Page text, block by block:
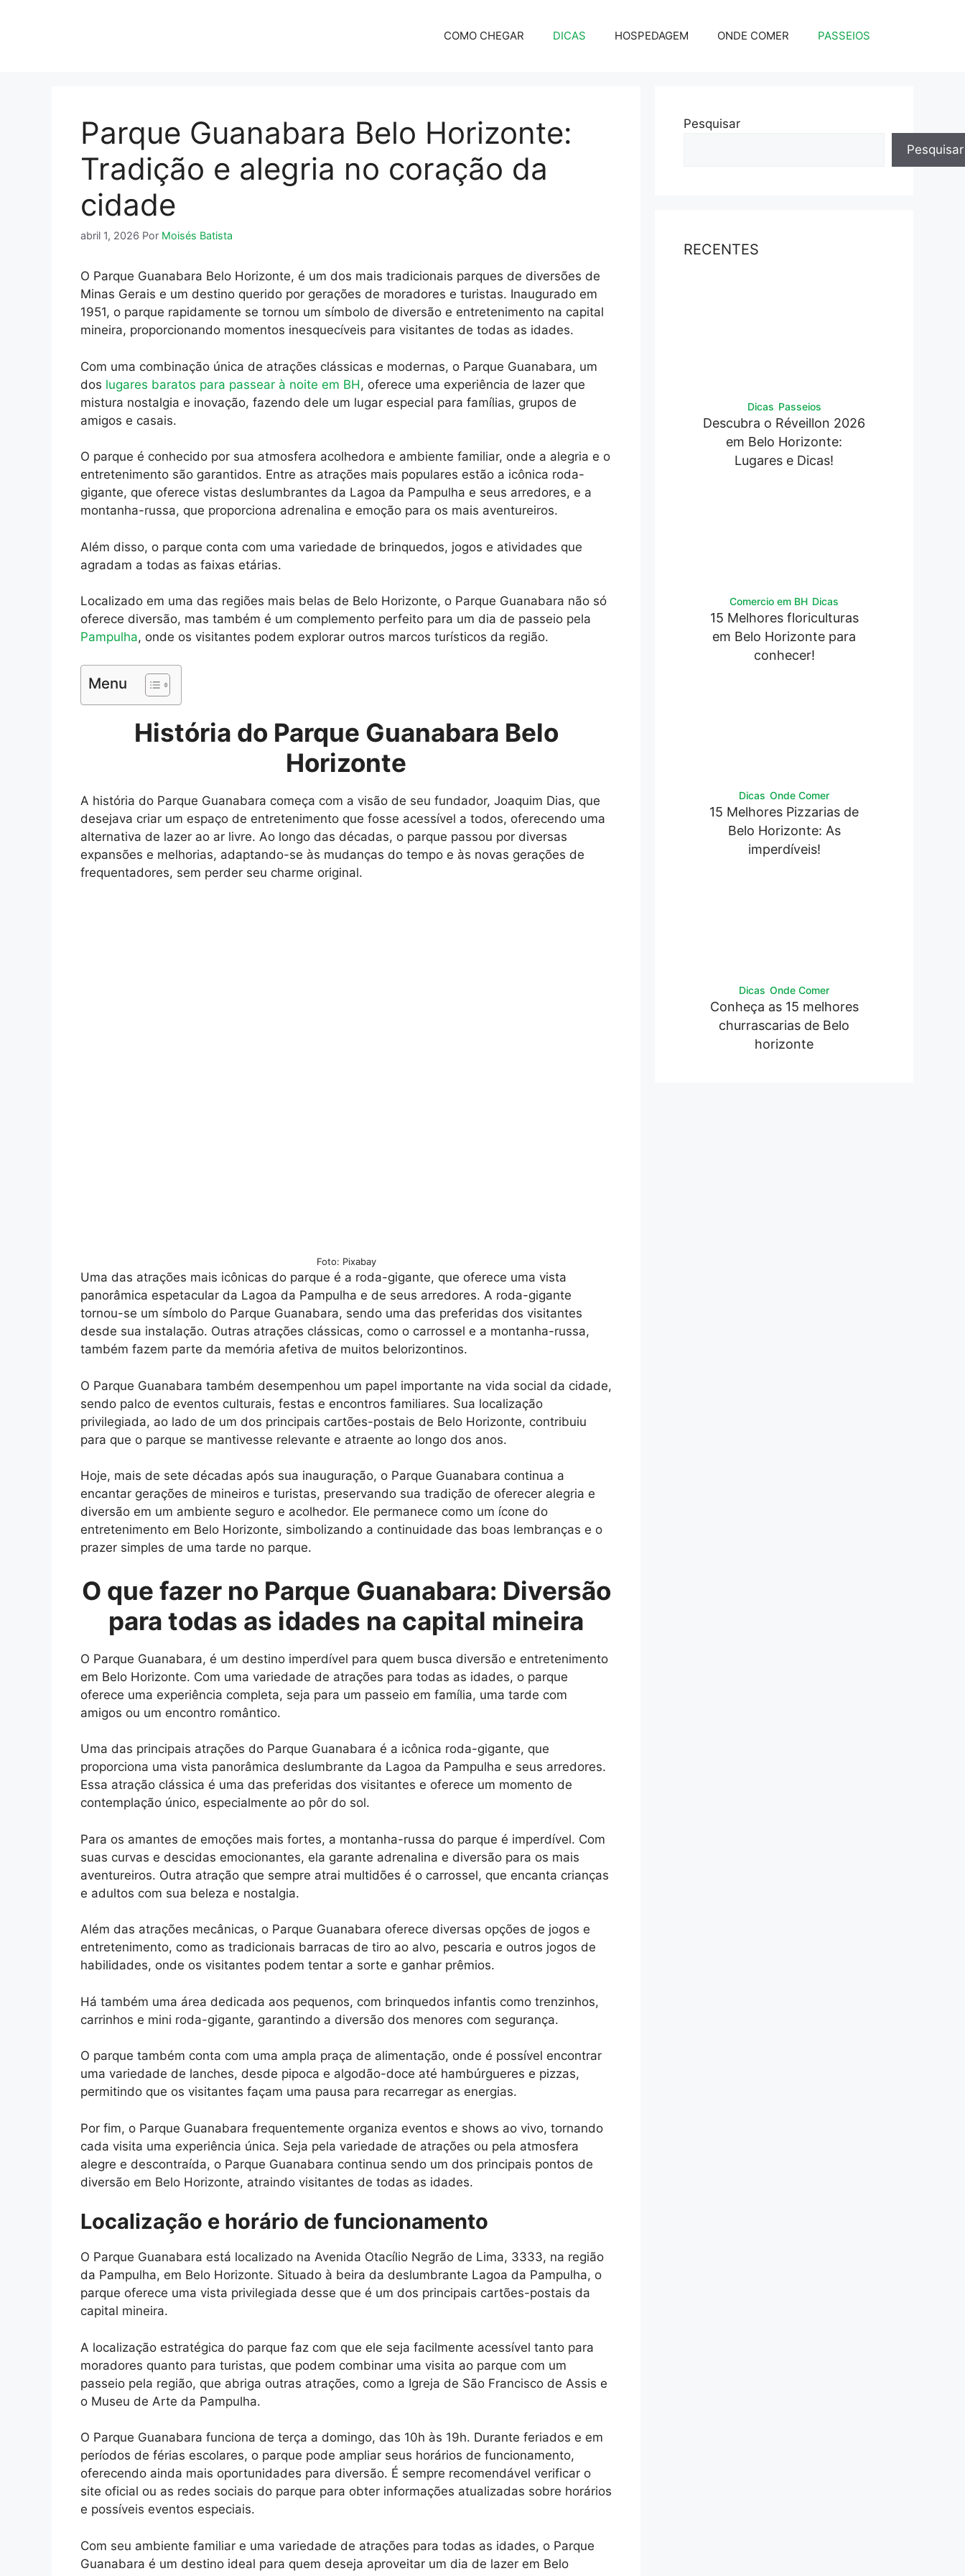
COMO CHEGAR DICAS HOSPEDAGEM ONDE COMER PASSEIOS
Parque Guanabara Belo Horizonte:
Tradição e alegria no coração da
cidade
abril 1, 2026 Por Moisés Batista
O Parque Guanabara Belo Horizonte, é um dos mais tradicionais parques de diversões de
Minas Gerais e um destino querido por gerações de moradores e turistas. Inaugurado em
1951, o parque rapidamente se tornou um símbolo de diversão e entretenimento na capital
mineira, proporcionando momentos inesquecíveis para visitantes de todas as idades.
Com uma combinação única de atrações clássicas e modernas, o Parque Guanabara, um
dos lugares baratos para passear à noite em BH, oferece uma experiência de lazer que
mistura nostalgia e inovação, fazendo dele um lugar especial para famílias, grupos de
amigos e casais.
O parque é conhecido por sua atmosfera acolhedora e ambiente familiar, onde a alegria e o
entretenimento são garantidos. Entre as atrações mais populares estão a icônica roda-
gigante, que oferece vistas deslumbrantes da Lagoa da Pampulha e seus arredores, e a
montanha-russa, que proporciona adrenalina e emoção para os mais aventureiros.
Além disso, o parque conta com uma variedade de brinquedos, jogos e atividades que
agradam a todas as faixas etárias.
Localizado em uma das regiões mais belas de Belo Horizonte, o Parque Guanabara não só
oferece diversão, mas também é um complemento perfeito para um dia de passeio pela
Pampulha, onde os visitantes podem explorar outros marcos turísticos da região.
Menu
História do Parque Guanabara Belo
Horizonte
A história do Parque Guanabara começa com a visão de seu fundador, Joaquim Dias, que
desejava criar um espaço de entretenimento que fosse acessível a todos, oferecendo uma
alternativa de lazer ao ar livre. Ao longo das décadas, o parque passou por diversas
expansões e melhorias, adaptando-se às mudanças do tempo e às novas gerações de
frequentadores, sem perder seu charme original.
Foto: Pixabay
Uma das atrações mais icônicas do parque é a roda-gigante, que oferece uma vista
panorâmica espetacular da Lagoa da Pampulha e de seus arredores. A roda-gigante
tornou-se um símbolo do Parque Guanabara, sendo uma das preferidas dos visitantes
desde sua instalação. Outras atrações clássicas, como o carrossel e a montanha-russa,
também fazem parte da memória afetiva de muitos belorizontinos.
O Parque Guanabara também desempenhou um papel importante na vida social da cidade,
sendo palco de eventos culturais, festas e encontros familiares. Sua localização
privilegiada, ao lado de um dos principais cartões-postais de Belo Horizonte, contribuiu
para que o parque se mantivesse relevante e atraente ao longo dos anos.
Hoje, mais de sete décadas após sua inauguração, o Parque Guanabara continua a
encantar gerações de mineiros e turistas, preservando sua tradição de oferecer alegria e
diversão em um ambiente seguro e acolhedor. Ele permanece como um ícone do
entretenimento em Belo Horizonte, simbolizando a continuidade das boas lembranças e o
prazer simples de uma tarde no parque.
O que fazer no Parque Guanabara: Diversão
para todas as idades na capital mineira
O Parque Guanabara, é um destino imperdível para quem busca diversão e entretenimento
em Belo Horizonte. Com uma variedade de atrações para todas as idades, o parque
oferece uma experiência completa, seja para um passeio em família, uma tarde com
amigos ou um encontro romântico.
Uma das principais atrações do Parque Guanabara é a icônica roda-gigante, que
proporciona uma vista panorâmica deslumbrante da Lagoa da Pampulha e seus arredores.
Essa atração clássica é uma das preferidas dos visitantes e oferece um momento de
contemplação único, especialmente ao pôr do sol.
Para os amantes de emoções mais fortes, a montanha-russa do parque é imperdível. Com
suas curvas e descidas emocionantes, ela garante adrenalina e diversão para os mais
aventureiros. Outra atração que sempre atrai multidões é o carrossel, que encanta crianças
e adultos com sua beleza e nostalgia.
Além das atrações mecânicas, o Parque Guanabara oferece diversas opções de jogos e
entretenimento, como as tradicionais barracas de tiro ao alvo, pescaria e outros jogos de
habilidades, onde os visitantes podem tentar a sorte e ganhar prêmios.
Há também uma área dedicada aos pequenos, com brinquedos infantis como trenzinhos,
carrinhos e mini roda-gigante, garantindo a diversão dos menores com segurança.
O parque também conta com uma ampla praça de alimentação, onde é possível encontrar
uma variedade de lanches, desde pipoca e algodão-doce até hambúrgueres e pizzas,
permitindo que os visitantes façam uma pausa para recarregar as energias.
Por fim, o Parque Guanabara frequentemente organiza eventos e shows ao vivo, tornando
cada visita uma experiência única. Seja pela variedade de atrações ou pela atmosfera
alegre e descontraída, o Parque Guanabara continua sendo um dos principais pontos de
diversão em Belo Horizonte, atraindo visitantes de todas as idades.
Localização e horário de funcionamento
O Parque Guanabara está localizado na Avenida Otacílio Negrão de Lima, 3333, na região
da Pampulha, em Belo Horizonte. Situado à beira da deslumbrante Lagoa da Pampulha, o
parque oferece uma vista privilegiada desse que é um dos principais cartões-postais da
capital mineira.
A localização estratégica do parque faz com que ele seja facilmente acessível tanto para
moradores quanto para turistas, que podem combinar uma visita ao parque com um
passeio pela região, que abriga outras atrações, como a Igreja de São Francisco de Assis e
o Museu de Arte da Pampulha.
O Parque Guanabara funciona de terça a domingo, das 10h às 19h. Durante feriados e em
períodos de férias escolares, o parque pode ampliar seus horários de funcionamento,
oferecendo ainda mais oportunidades para diversão. É sempre recomendável verificar o
site oficial ou as redes sociais do parque para obter informações atualizadas sobre horários
e possíveis eventos especiais.
Com seu ambiente familiar e uma variedade de atrações para todas as idades, o Parque
Guanabara é um destino ideal para quem deseja aproveitar um dia de lazer em Belo
Pesquisar
Pesquisar
RECENTES
Dicas Passeios
Descubra o Réveillon 2026
em Belo Horizonte:
Lugares e Dicas!
Comercio em BH Dicas
15 Melhores floriculturas
em Belo Horizonte para
conhecer!
Dicas Onde Comer
15 Melhores Pizzarias de
Belo Horizonte: As
imperdíveis!
Dicas Onde Comer
Conheça as 15 melhores
churrascarias de Belo
horizonte